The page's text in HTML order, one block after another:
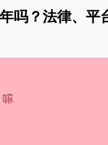
吗？法律、平